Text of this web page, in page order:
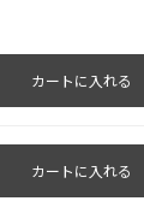
カートに入れる
カートに入れる